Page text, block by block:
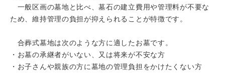
一般区画の墓地と比べ、墓石の建立費用や管理料が不要な
ため、維持管理の負担が抑えられることが特徴です。
合葬式墓地は次のような方に適したお墓です。
・お墓の承継者がいない、又は将来が不安な方
・お子さんや親族の方に墓地の管理負担をかけたくない方